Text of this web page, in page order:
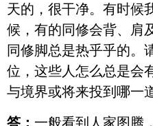
天的，很干净。有时候
候，有的同修会背、肩
同修脚总是热乎乎的。
位，这些人怎么总是会
与境界或将来投到哪一
答： 一般看到人家图腾